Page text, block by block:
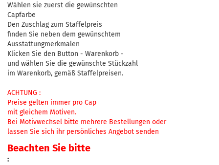
Wählen sie zuerst die gewünschten
Capfarbe
Den Zuschlag zum Staffelpreis
finden Sie neben dem gewünschtem
Ausstattungmerkmalen
Klicken Sie den Button - Warenkorb -
und wählen Sie die gewünschte Stückzahl
im Warenkorb, gemäß Staffelpreisen.
ACHTUNG :
Preise gelten immer pro Cap
mit gleichem Motiven.
Bei Motivwechsel bitte mehrere Bestellungen oder
lassen Sie sich ihr persönliches Angebot senden
Beachten Sie bitte
: